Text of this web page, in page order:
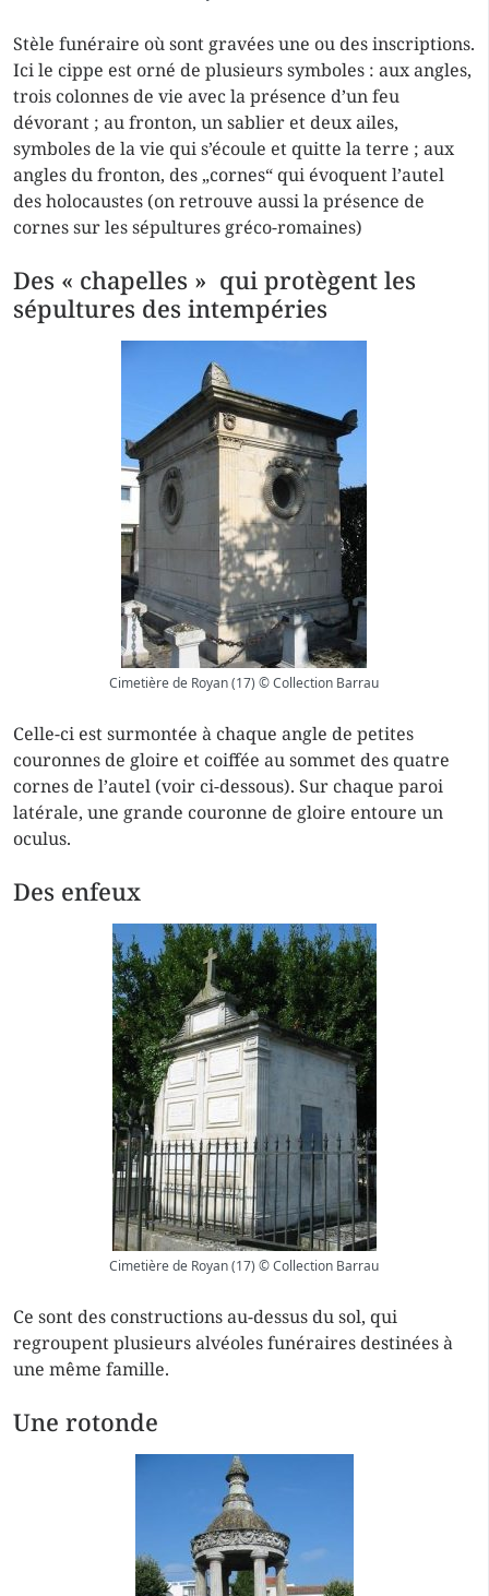
Stèle funéraire où sont gravées une ou des inscriptions.
Ici le cippe est orné de plusieurs symboles : aux angles,
trois colonnes de vie avec la présence d’un feu
dévorant ; au fronton, un sablier et deux ailes,
symboles de la vie qui s’écoule et quitte la terre ; aux
angles du fronton, des „cornes“ qui évoquent l’autel
des holocaustes (on retrouve aussi la présence de
cornes sur les sépultures gréco-romaines)
Des « chapelles » qui protègent les
sépultures des intempéries
Cimetière de Royan (17) © Collection Barrau
Celle-ci est surmontée à chaque angle de petites
couronnes de gloire et coiffée au sommet des quatre
cornes de l’autel (voir ci-dessous). Sur chaque paroi
latérale, une grande couronne de gloire entoure un
oculus.
Des enfeux
Cimetière de Royan (17) © Collection Barrau
Ce sont des constructions au-dessus du sol, qui
regroupent plusieurs alvéoles funéraires destinées à
une même famille.
Une rotonde